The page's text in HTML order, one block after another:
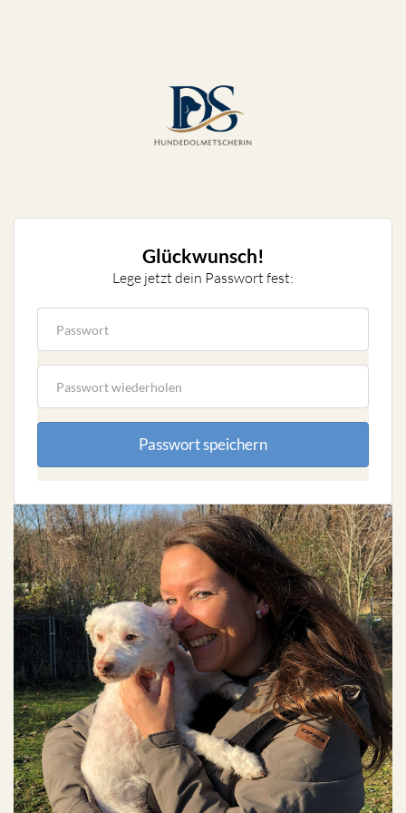
Glückwunsch!
Lege jetzt dein Passwort fest:
Passwort speichern